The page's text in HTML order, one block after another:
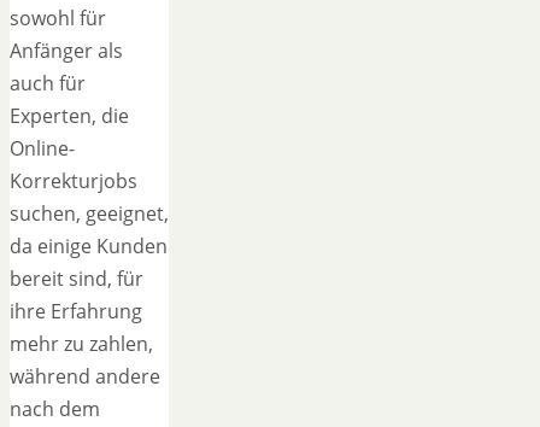
sowohl für
Anfänger als
auch für
Experten, die
Online-
Korrekturjobs
suchen, geeignet,
da einige Kunden
bereit sind, für
ihre Erfahrung
mehr zu zahlen,
während andere
nach dem